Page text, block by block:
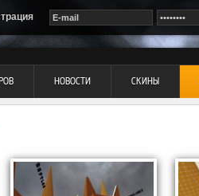
НОВОСТИ СКИНЫ